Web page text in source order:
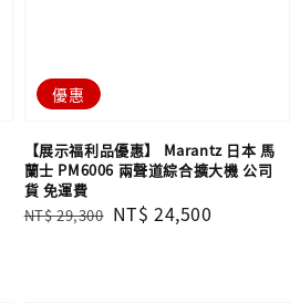
優惠
【展示福利品優惠】 Marantz 日本 馬
蘭士 PM6006 兩聲道綜合擴大機 公司
貨 免運費
Regular
NT$ 29,300 Sale
NT$ 24,500